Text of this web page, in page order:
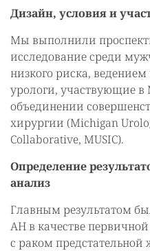
Дизайн, условия и
Мы выполнили
исследование среди
низкого риска,
урологи, участвующие
объединении
хирургии (Michigan
Collaborative, MUSIC).
Определение
анализ
Главным результатом
АН в качестве
с раком предстательной